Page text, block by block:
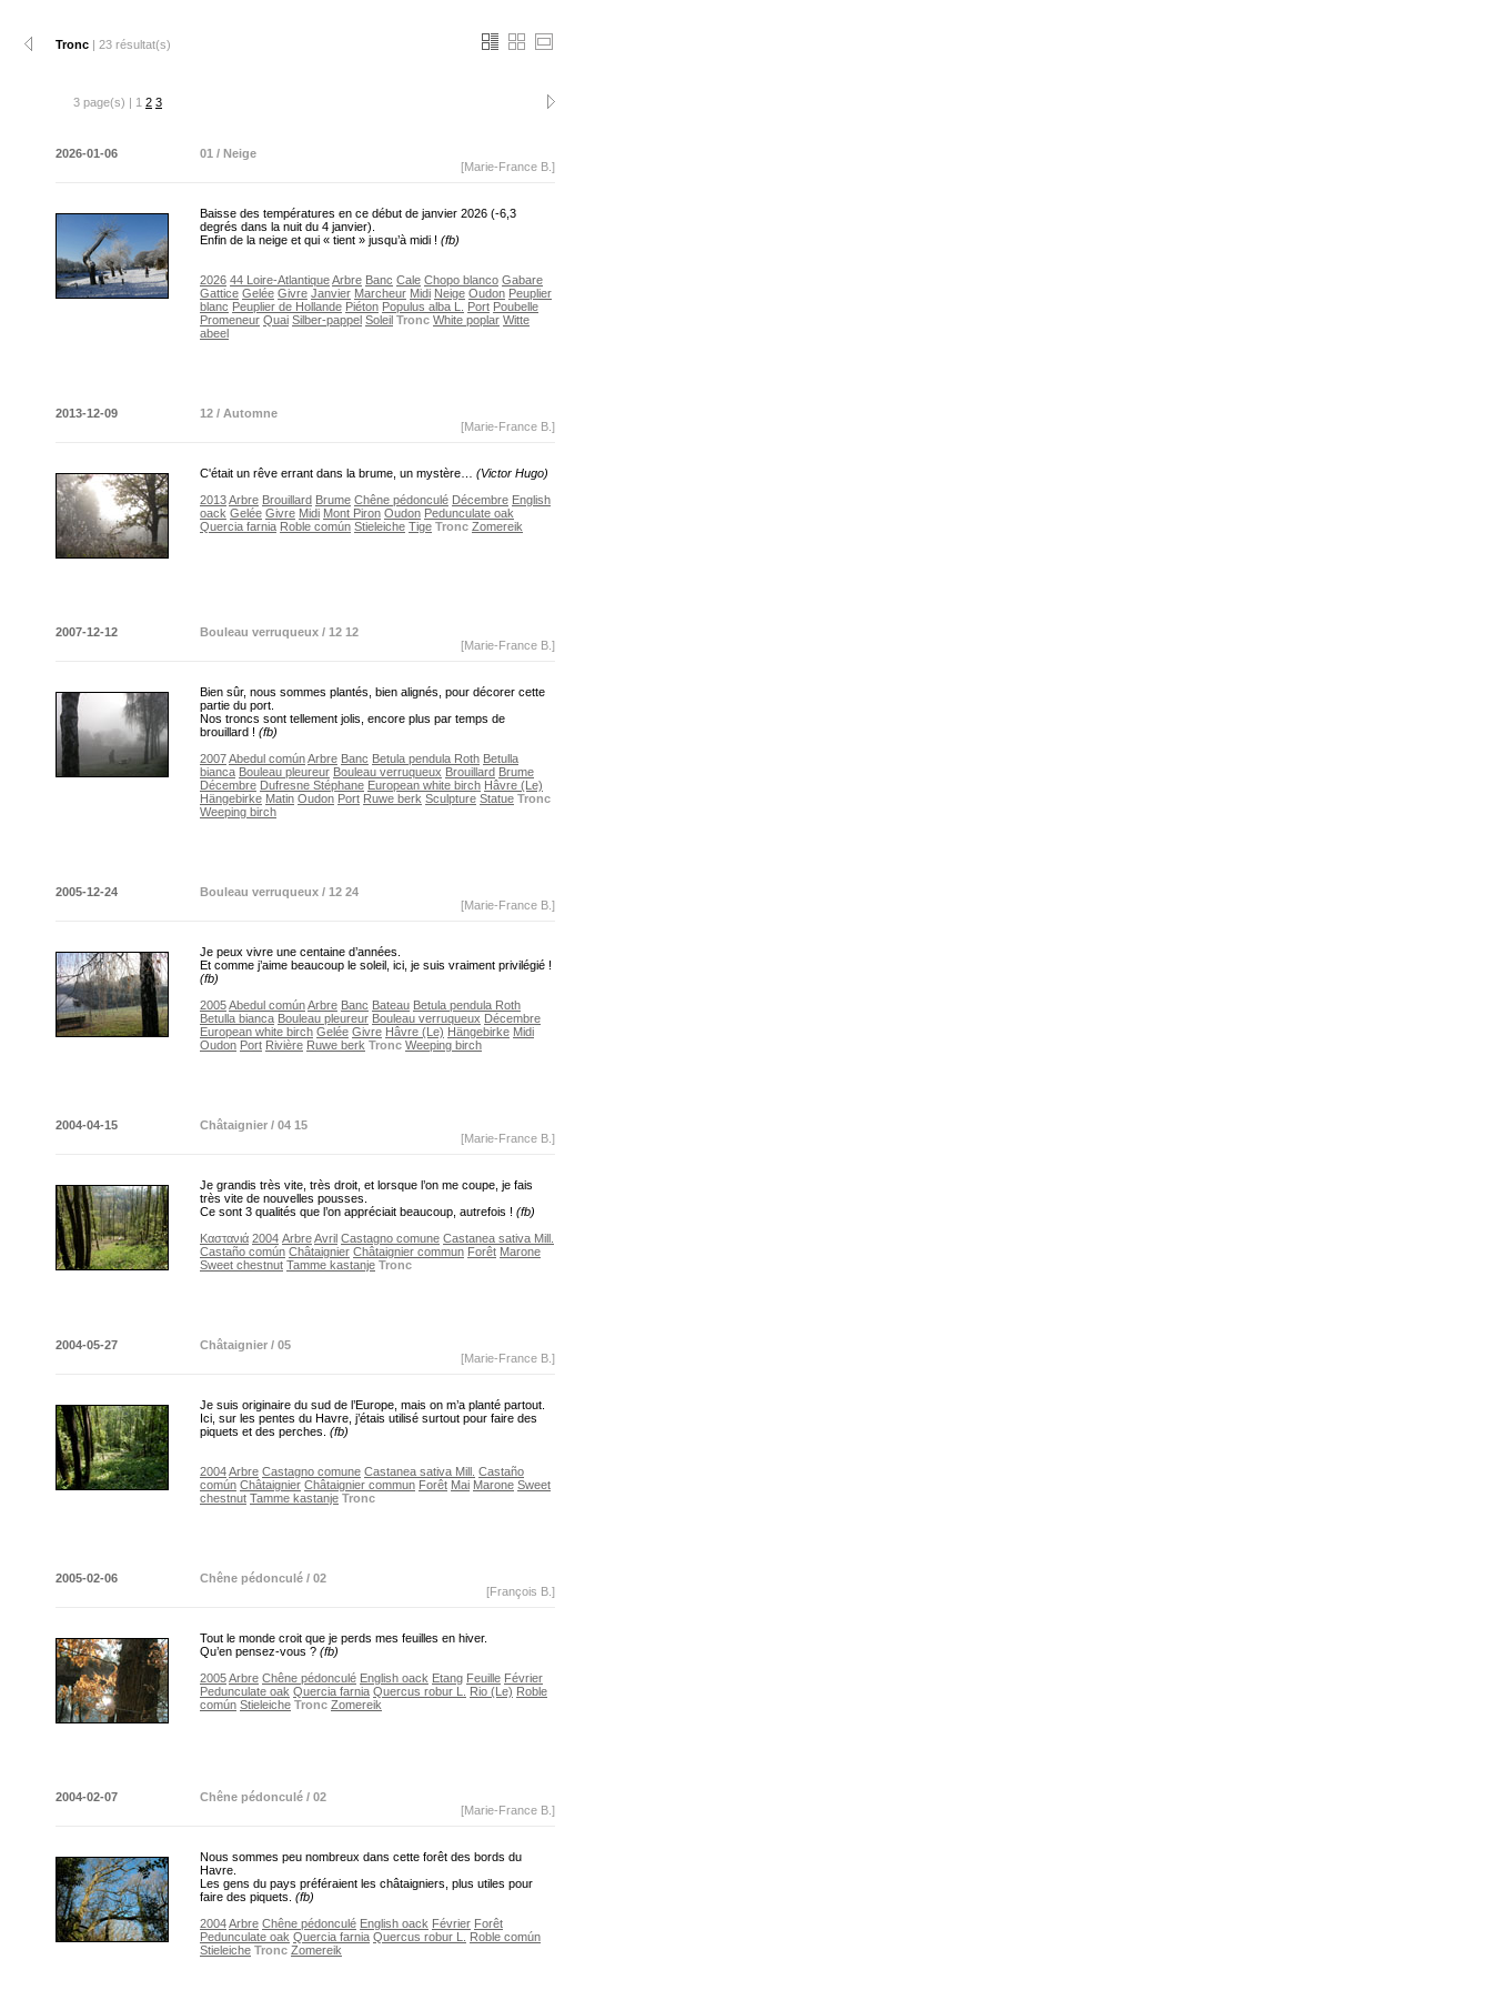
Tronc | 23 résultat(s)
3 page(s) | 1 2 3
2026-01-06
01 / Neige
[Marie-France B.]
Baisse des températures en ce début de janvier 2026 (-6,3
degrés dans la nuit du 4 janvier).
Enfin de la neige et qui « tient » jusqu’à midi ! (fb)
2026 44 Loire-AtlantiqueArbre Banc Cale Chopo blanco Gabare
Gattice Gelée Givre Janvier Marcheur Midi Neige Oudon Peuplier
blanc Peuplier de Hollande Piéton Populus alba L. Port Poubelle
Promeneur Quai Silber-pappel Soleil Tronc White poplar Witte
abeel
2013-12-09
12 / Automne
[Marie-France B.]
C'était un rêve errant dans la brume, un mystère… (Victor Hugo)
2013Arbre Brouillard Brume Chêne pédonculé Décembre English
oack Gelée Givre Midi Mont Piron Oudon Pedunculate oak
Quercia farnia Roble común Stieleiche Tige Tronc Zomereik
2007-12-12
Bouleau verruqueux / 12 12
[Marie-France B.]
Bien sûr, nous sommes plantés, bien alignés, pour décorer cette
partie du port.
Nos troncs sont tellement jolis, encore plus par temps de
brouillard ! (fb)
2007Abedul comúnArbre Banc Betula pendula Roth Betulla
bianca Bouleau pleureur Bouleau verruqueux Brouillard Brume
Décembre Dufresne Stéphane European white birch Hâvre (Le)
Hängebirke Matin Oudon Port Ruwe berk Sculpture Statue Tronc
Weeping birch
2005-12-24
Bouleau verruqueux / 12 24
[Marie-France B.]
Je peux vivre une centaine d’années.
Et comme j’aime beaucoup le soleil, ici, je suis vraiment privilégié !
(fb)
2005Abedul comúnArbre Banc Bateau Betula pendula Roth
Betulla bianca Bouleau pleureur Bouleau verruqueux Décembre
European white birch Gelée Givre Hâvre (Le) Hängebirke Midi
Oudon Port Rivière Ruwe berk Tronc Weeping birch
2004-04-15
Châtaignier / 04 15
[Marie-France B.]
Je grandis très vite, très droit, et lorsque l’on me coupe, je fais
très vite de nouvelles pousses.
Ce sont 3 qualités que l’on appréciait beaucoup, autrefois ! (fb)
Καστανιά 2004 ArbreAvril Castagno comune Castanea sativa Mill.
Castaño común Châtaignier Châtaignier commun Forêt Marone
Sweet chestnut Tamme kastanje Tronc
2004-05-27
Châtaignier / 05
[Marie-France B.]
Je suis originaire du sud de l’Europe, mais on m’a planté partout.
Ici, sur les pentes du Havre, j’étais utilisé surtout pour faire des
piquets et des perches. (fb)
2004Arbre Castagno comune Castanea sativa Mill. Castaño
común Châtaignier Châtaignier commun Forêt Mai Marone Sweet
chestnut Tamme kastanje Tronc
2005-02-06
Chêne pédonculé / 02
[François B.]
Tout le monde croit que je perds mes feuilles en hiver.
Qu’en pensez-vous ? (fb)
2005Arbre Chêne pédonculé English oack Etang Feuille Février
Pedunculate oak Quercia farnia Quercus robur L. Rio (Le) Roble
común Stieleiche Tronc Zomereik
2004-02-07
Chêne pédonculé / 02
[Marie-France B.]
Nous sommes peu nombreux dans cette forêt des bords du
Havre.
Les gens du pays préféraient les châtaigniers, plus utiles pour
faire des piquets. (fb)
2004Arbre Chêne pédonculé English oack Février Forêt
Pedunculate oak Quercia farnia Quercus robur L.
Roble común
Stieleiche Tronc Zomereik